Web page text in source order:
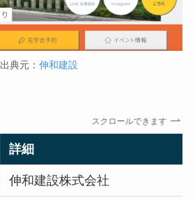
出典元： 伸和建設
スクロールできます
詳細
伸和建設株式会社